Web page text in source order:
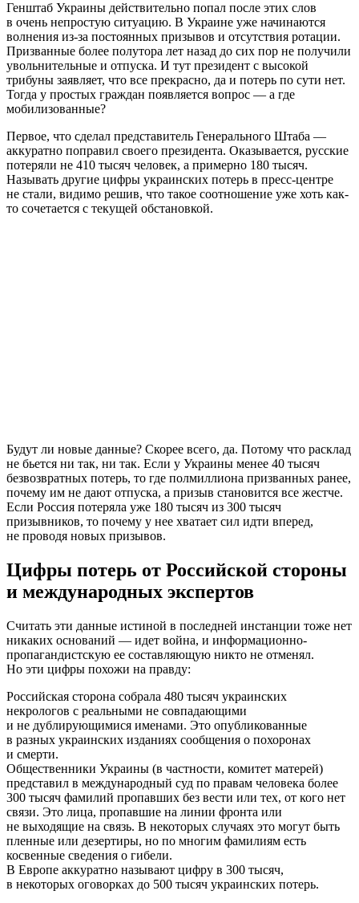
Генштаб Украины действительно попал после этих слов
в очень непростую ситуацию. В Украине уже начинаются
волнения из-за постоянных призывов и отсутствия ротации.
Призванные более полутора лет назад до сих пор не получили
увольнительные и отпуска. И тут президент с высокой
трибуны заявляет, что все прекрасно, да и потерь по сути нет.
Тогда у простых граждан появляется вопрос — а где
мобилизованные?
Первое, что сделал представитель Генерального Штаба —
аккуратно поправил своего президента. Оказывается, русские
потеряли не 410 тысяч человек, а примерно 180 тысяч.
Называть другие цифры украинских потерь в пресс-центре
не стали, видимо решив, что такое соотношение уже хоть как-
то сочетается с текущей обстановкой.
Будут ли новые данные? Скорее всего, да. Потому что расклад
не бьется ни так, ни так. Если у Украины менее 40 тысяч
безвозвратных потерь, то где полмиллиона призванных ранее,
почему им не дают отпуска, а призыв становится все жестче.
Если Россия потеряла уже 180 тысяч из 300 тысяч
призывников, то почему у нее хватает сил идти вперед,
не проводя новых призывов.
Цифры потерь от Российской стороны
и международных экспертов
Считать эти данные истиной в последней инстанции тоже нет
никаких оснований — идет война, и информационно-
пропагандистскую ее составляющую никто не отменял.
Но эти цифры похожи на правду:
Российская сторона собрала 480 тысяч украинских
некрологов с реальными не совпадающими
и не дублирующимися именами. Это опубликованные
в разных украинских изданиях сообщения о похоронах
и смерти.
Общественники Украины (в частности, комитет матерей)
представил в международный суд по правам человека более
300 тысяч фамилий пропавших без вести или тех, от кого нет
связи. Это лица, пропавшие на линии фронта или
не выходящие на связь. В некоторых случаях это могут быть
пленные или дезертиры, но по многим фамилиям есть
косвенные сведения о гибели.
В Европе аккуратно называют цифру в 300 тысяч,
в некоторых оговорках до 500 тысяч украинских потерь.